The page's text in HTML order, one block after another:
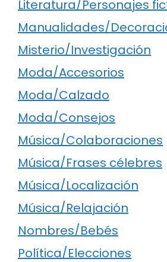
Literatura/Personajes
Manualidades/
Misterio/Investigación
Moda/Accesorios
Moda/Calzado
Moda/Consejos
Música/Colaboraciones
Música/Frases célebres
Música/Localización
Música/Relajación
Nombres/Bebés
Política/Elecciones